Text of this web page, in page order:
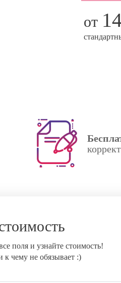
от
поля и узнайте стоимость!
к чему не обязывает :)